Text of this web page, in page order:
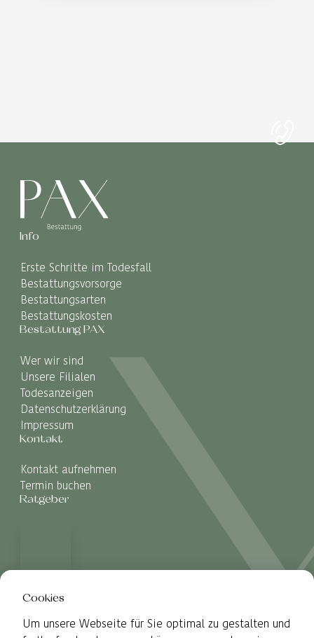
Info
Erste Schritte im Todesfall
Bestattungsvorsorge
Bestattungsarten
Bestattungskosten
Bestattung PAX
Wer wir sind
Unsere Filialen
Todesanzeigen
Datenschutzerklärung
Impressum
Kontakt
Kontakt aufnehmen
Termin buchen
Ratgeber
Cookies
Um unsere Webseite für Sie optimal zu gestalten und